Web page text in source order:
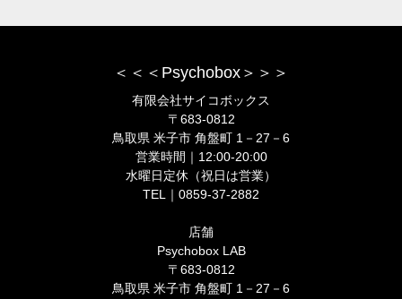
＜＜＜Psychobox＞＞＞
有限会社サイコボックス
〒683-0812
鳥取県 米子市 角盤町 1－27－6
営業時間｜12:00-20:00
水曜日定休（祝日は営業）
TEL｜0859-37-2882
店舗
Psychobox LAB
〒683-0812
鳥取県 米子市 角盤町 1－27－6